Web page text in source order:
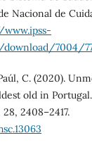
Nacional de
download/7004/
C. (2020).
old in
2408–2417.